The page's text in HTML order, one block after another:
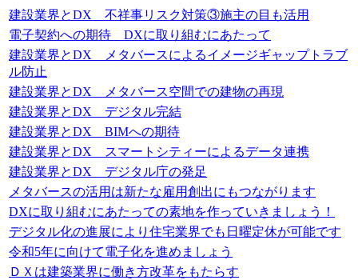
建設業界とDX 不祥事リスク対策③施主の目も活用
電子契約への期待 DXに取り組むにあたって
建設業界とDX メタバースによるイメージギャップトラブ
ル防止
建設業界とDX メタバース空間での建物の再現
建設業界とDX デジタル完結
建設業界とDX BIMへの期待
建設業界とDX スマートシティーによるデータ連携
建設業界とDX デジタル庁の発足
メタバースの活用は新たな雇用創出にもつながります
DXに取り組むにあたっての素地を作っていきましょう！
デジタル化の進展により住宅業界でも日曜定休が可能です
令和5年に向けて電子化を進めましょう
ＤＸは建築業界に働き方改革をもたらす